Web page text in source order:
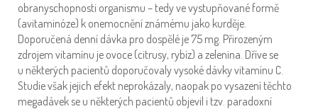
obranyschopnosti organismu – tedy ve vystupňované formě
(avitaminóze) k onemocnění známému jako kurděje.
Doporučená denní dávka pro dospělé je 75 mg. Přirozeným
zdrojem vitamínu je ovoce (citrusy, rybíz) a zelenina. Dříve se
u některých pacientů doporučovaly vysoké dávky vitamínu C.
Studie však jejich efekt neprokázaly, naopak po vysazení těchto
megadávek se u některých pacientů objevil i tzv. paradoxní